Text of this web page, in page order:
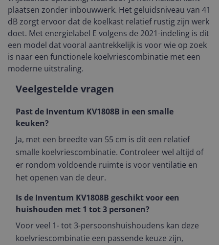
plaatsen zonder inbouwwerk. Het geluidsniveau van 41
dB zorgt ervoor dat de koelkast relatief rustig zijn werk
doet. Met energielabel E volgens de 2021-indeling is dit
een model dat vooral aantrekkelijk is voor wie op zoek
is naar een functionele koelvriescombinatie met een
moderne uitstraling.
Veelgestelde vragen
Past de Inventum KV1808B in een smalle
keuken?
Ja, met een breedte van 55 cm is dit een relatief
smalle koelvriescombinatie. Controleer wel altijd of
er rondom voldoende ruimte is voor ventilatie en
het openen van de deur.
Is de Inventum KV1808B geschikt voor een
huishouden met 1 tot 3 personen?
Voor veel 1- tot 3-persoonshuishoudens kan deze
koelvriescombinatie een passende keuze zijn,